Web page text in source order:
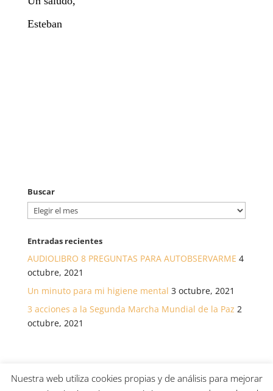
Esteban
Buscar
Buscar
Entradas recientes
AUDIOLIBRO 8 PREGUNTAS PARA AUTOBSERVARME 4
octubre, 2021
Un minuto para mi higiene mental 3 octubre, 2021
3 acciones a la Segunda Marcha Mundial de la Paz 2
octubre, 2021
Nuestra web utiliza cookies propias y de análisis para mejorar